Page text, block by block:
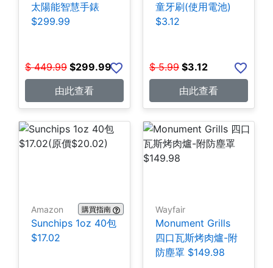
太陽能智慧手錶
$299.99
$ 449.99 $299.99
由此查看
童牙刷(使用電池)
$3.12
$ 5.99 $3.12
由此查看
Amazon 購買指南
Sunchips 1oz 40包
$17.02
Wayfair
Monument Grills
四口瓦斯烤肉爐-附
防塵罩 $149.98